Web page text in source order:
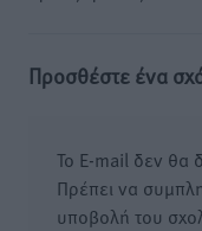
Προσθέστε ένα
Το E-mail δεν θα
Πρέπει να
υποβολή του